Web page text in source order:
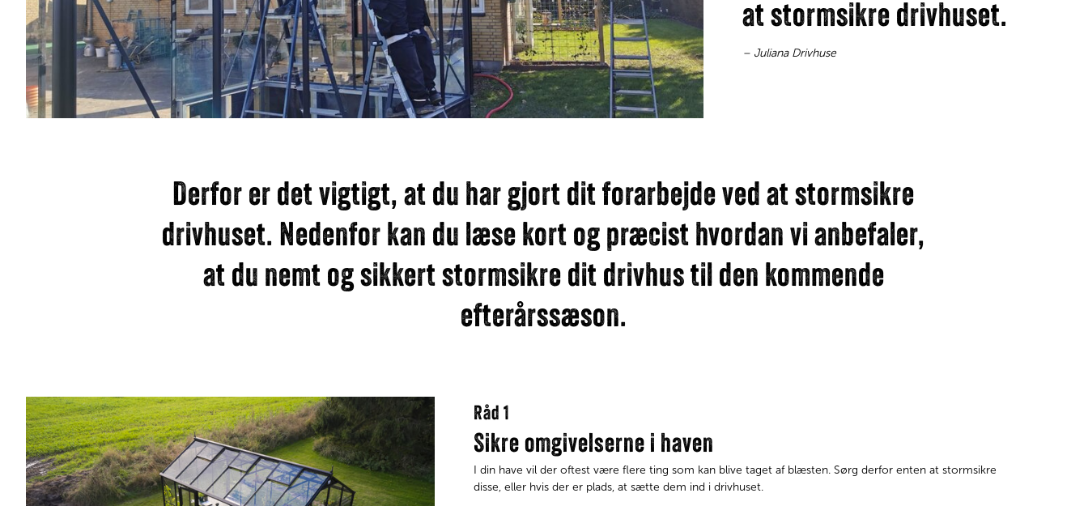
at stormsikre drivhuset.
– Juliana Drivhuse
Derfor er det vigtigt, at du har gjort dit forarbejde ved at stormsikre
drivhuset. Nedenfor kan du læse kort og præcist hvordan vi anbefaler,
at du nemt og sikkert stormsikre dit drivhus til den kommende
efterårssæson.
Råd 1
Sikre omgivelserne i haven
I din have vil der oftest være flere ting som kan blive taget af blæsten. Sørg derfor enten at stormsikre
disse, eller hvis der er plads, at sætte dem ind i drivhuset.